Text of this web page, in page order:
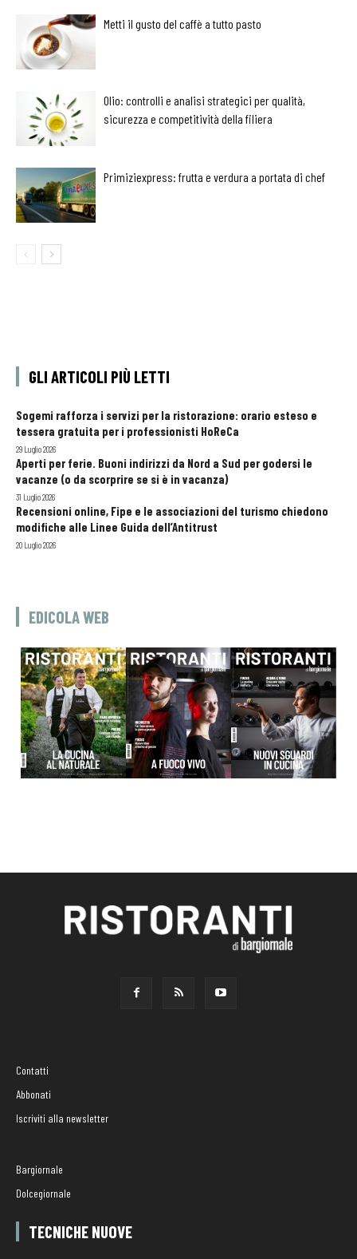
Metti il gusto del caffè a tutto pasto
Olio: controlli e analisi strategici per qualità,
sicurezza e competitività della filiera
Primiziexpress: frutta e verdura a portata di chef
GLI ARTICOLI PIÙ LETTI
Sogemi rafforza i servizi per la ristorazione: orario esteso e
tessera gratuita per i professionisti HoReCa
29 Luglio 2026
Aperti per ferie. Buoni indirizzi da Nord a Sud per godersi le
vacanze (o da scorprire se si è in vacanza)
31 Luglio 2026
Recensioni online, Fipe e le associazioni del turismo chiedono
modifiche alle Linee Guida dell’Antitrust
20 Luglio 2026
EDICOLA WEB
Contatti
Abbonati
Iscriviti alla newsletter
Bargiornale
Dolcegiornale
TECNICHE NUOVE